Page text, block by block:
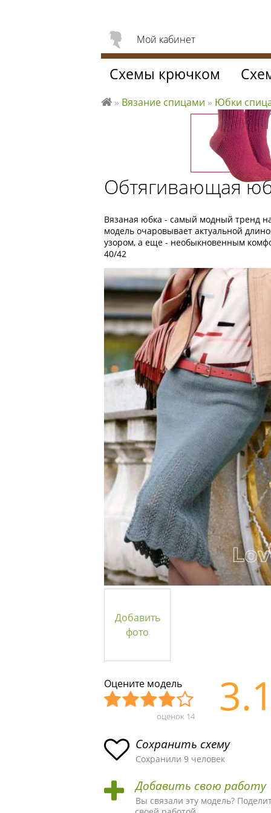
Обтягивающая
Вязаная юбка - самый модный тренд
модель очаровывает актуальной
узором, а еще - необыкновенным
40/42
Добавить
фото
Оцените модель
асн
ая
ма
пло
хая
ма
ыч
ная
ма
Хор
ая
ма
Отл
ая
ма!
оценок 14 3.1
Сохранить схему
Сохранили 9 человек
Добавить свою работу
Вы связали эту модель?
Мой кабинет
Схемы крючком
вя
ть
» Вязание спицами » Юбки